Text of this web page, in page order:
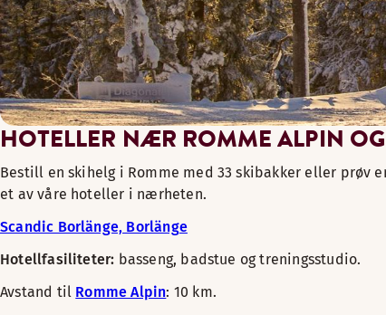
HOTELLER NÆR ROMME ALPIN
Bestill en skihelg i Romme med 33 skibakker eller prøv
et av våre hoteller i nærheten.
Scandic Borlänge, Borlänge
Hotellfasiliteter: basseng, badstue og treningsstudio.
Avstand til Romme Alpin: 10 km.